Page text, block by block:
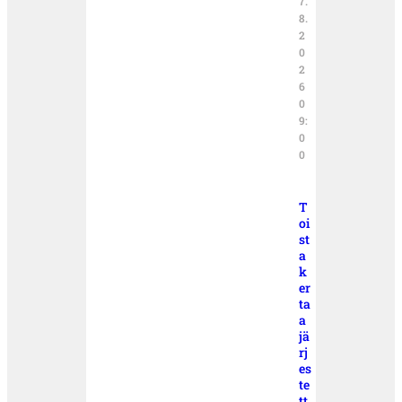
8.
2
0
2
6
0
9:
0
0
T
oi
st
a
k
er
ta
a
jä
rj
es
te